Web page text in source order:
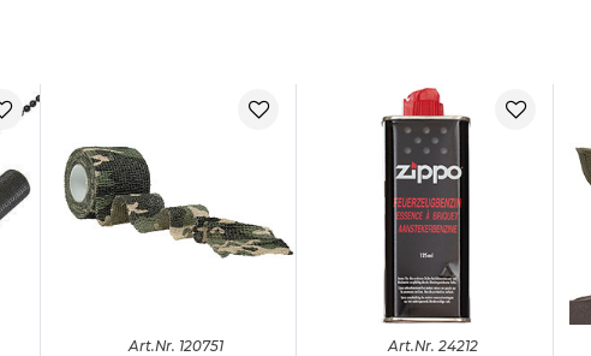
Art.Nr. 120751 Art.Nr. 24212